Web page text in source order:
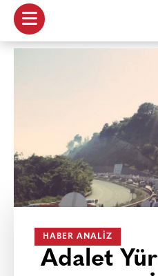
HABER ANALIZ
Adalet